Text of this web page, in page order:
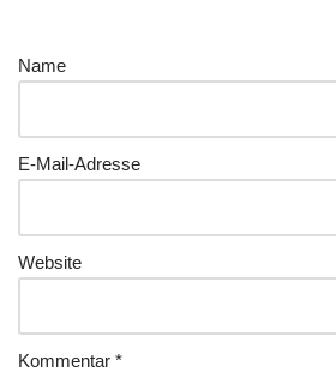
Name
E-Mail-Adresse
Website
Kommentar *